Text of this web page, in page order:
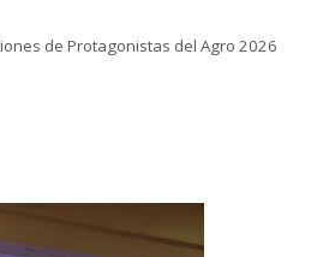
de Protagonistas del Agro 2026